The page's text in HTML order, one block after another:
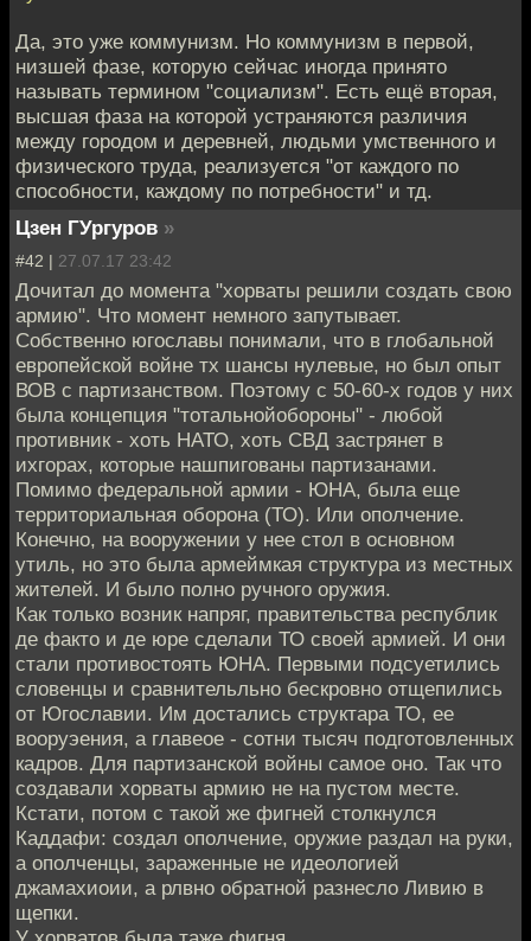
Да, это уже коммунизм. Но коммунизм в первой,
низшей фазе, которую сейчас иногда принято
называть термином "социализм". Есть ещё вторая,
высшая фаза на которой устраняются различия
между городом и деревней, людьми умственного и
физического труда, реализуется "от каждого по
способности, каждому по потребности" и тд.
Цзен ГУргуров »
#42 | 27.07.17 23:42
Дочитал до момента "хорваты решили создать свою
армию". Что момент немного запутывает.
Собственно югославы понимали, что в глобальной
европейской войне тх шансы нулевые, но был опыт
ВОВ с партизанством. Поэтому с 50-60-х годов у них
была концепция "тотальнойобороны" - любой
противник - хоть НАТО, хоть СВД застрянет в
ихгорах, которые нашпигованы партизанами.
Помимо федеральной армии - ЮНА, была еще
территориальная оборона (ТО). Или ополчение.
Конечно, на вооружении у нее стол в основном
утиль, но это была армеймкая структура из местных
жителей. И было полно ручного оружия.
Как только возник напряг, правительства республик
де факто и де юре сделали ТО своей армией. И они
стали противостоять ЮНА. Первыми подсуетились
словенцы и сравнительльно бескровно отщепились
от Югославии. Им достались структара ТО, ее
вооруэения, а главеое - сотни тысяч подготовленных
кадров. Для партизанской войны самое оно. Так что
создавали хорваты армию не на пустом месте.
Кстати, потом с такой же фигней столкнулся
Каддафи: создал ополчение, оружие раздал на руки,
а ополченцы, зараженные не идеологией
джамахиоии, а рлвно обратной разнесло Ливию в
щепки.